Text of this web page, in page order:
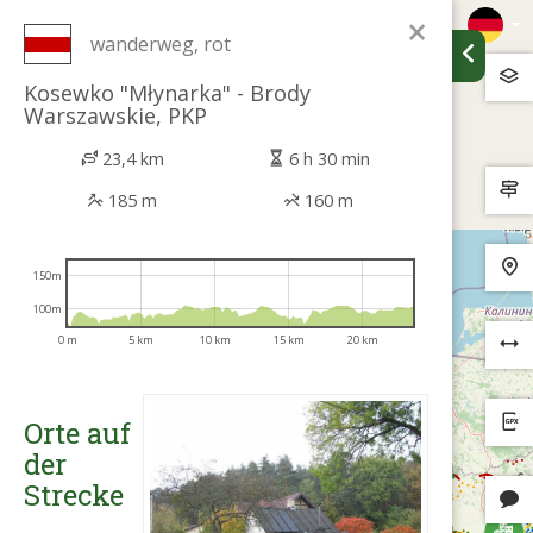
×
wanderweg, rot
Kosewko "Młynarka" - Brody
Warszawskie, PKP
23,4 km
6 h 30 min
185 m
160 m
0 m 5 km 10 km 15 km 20 km
100m
150m
Orte auf
der
Strecke